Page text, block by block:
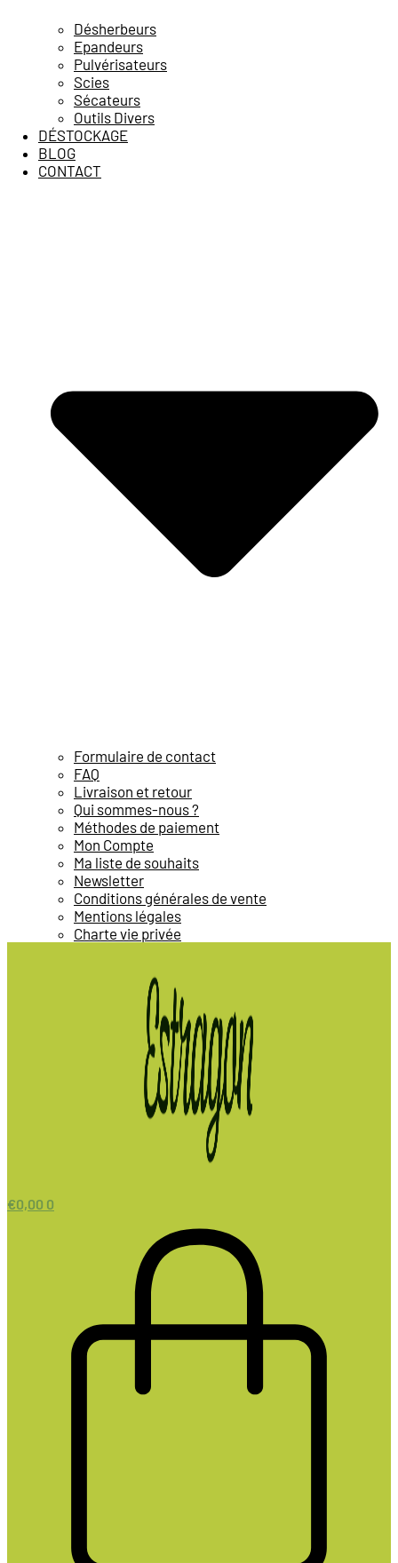
Désherbeurs
Epandeurs
Pulvérisateurs
Scies
Sécateurs
Outils Divers
DÉSTOCKAGE
BLOG
CONTACT
Formulaire de contact
FAQ
Livraison et retour
Qui sommes-nous ?
Méthodes de paiement
Mon Compte
Ma liste de souhaits
Newsletter
Conditions générales de vente
Mentions légales
Charte vie privée
€0,00 0